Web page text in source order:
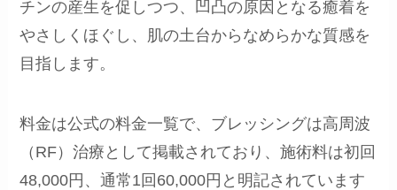
チンの産生を促しつつ、凹凸の原因となる癒着を
やさしくほぐし、肌の土台からなめらかな質感を
目指します。
料金は公式の料金一覧で、ブレッシングは高周波
（RF）治療として掲載されており、施術料は初回
48,000円、通常1回60,000円と明記されています